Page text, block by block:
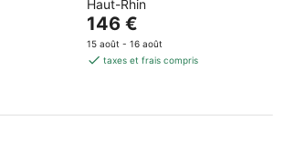
of
5
Haut-Rhin
Le
prix
est
par
146 €
15 août - 16 août
taxes et frais compris